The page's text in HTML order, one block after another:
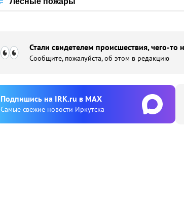
Стали свидетелем происшествия, чего-то
Сообщите, пожалуйста, об этом в редакцию
Подпишиcь на IRK.ru в MAX
Cамые свежие новости Иркутска